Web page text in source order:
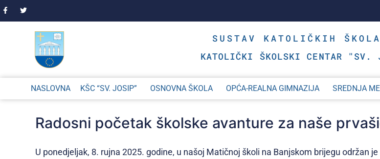
SUSTAV KATOLIČKIH
KATOLIČKI ŠKOLSKI CENTAR "SV.
NASLOVNA KŠC “SV. JOSIP” OSNOVNA ŠKOLA OPĆA-REALNA GIMNAZIJA SREDNJA
Radosni početak školske avanture za naše
U ponedjeljak, 8. rujna 2025. godine, u našoj Matičnoj školi na Banjskom brijegu održan